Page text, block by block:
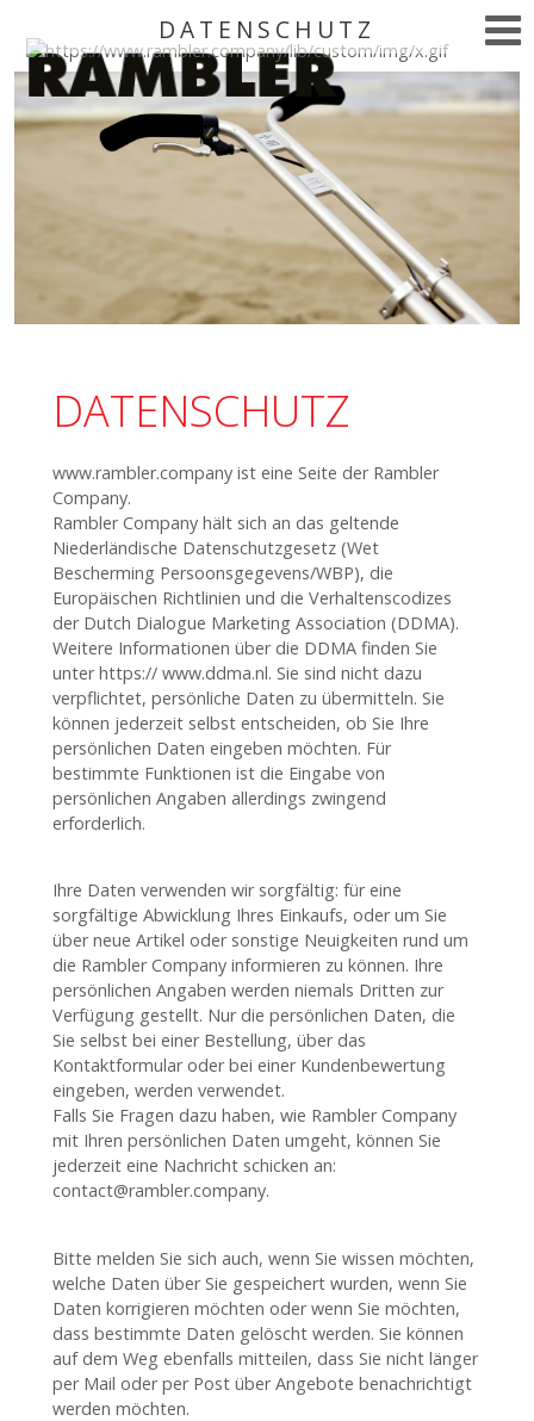
DATENSCHUTZ
DATENSCHUTZ
www.rambler.company ist eine Seite der Rambler
Company.
Rambler Company hält sich an das geltende
Niederländische Datenschutzgesetz (Wet
Bescherming Persoonsgegevens/WBP), die
Europäischen Richtlinien und die Verhaltenscodizes
der Dutch Dialogue Marketing Association (DDMA).
Weitere Informationen über die DDMA finden Sie
unter https:// www.ddma.nl. Sie sind nicht dazu
verpflichtet, persönliche Daten zu übermitteln. Sie
können jederzeit selbst entscheiden, ob Sie Ihre
persönlichen Daten eingeben möchten. Für
bestimmte Funktionen ist die Eingabe von
persönlichen Angaben allerdings zwingend
erforderlich.
Ihre Daten verwenden wir sorgfältig: für eine
sorgfältige Abwicklung Ihres Einkaufs, oder um Sie
über neue Artikel oder sonstige Neuigkeiten rund um
die Rambler Company informieren zu können. Ihre
persönlichen Angaben werden niemals Dritten zur
Verfügung gestellt. Nur die persönlichen Daten, die
Sie selbst bei einer Bestellung, über das
Kontaktformular oder bei einer Kundenbewertung
eingeben, werden verwendet.
Falls Sie Fragen dazu haben, wie Rambler Company
mit Ihren persönlichen Daten umgeht, können Sie
jederzeit eine Nachricht schicken an:
contact@rambler.company.
Bitte melden Sie sich auch, wenn Sie wissen möchten,
welche Daten über Sie gespeichert wurden, wenn Sie
Daten korrigieren möchten oder wenn Sie möchten,
dass bestimmte Daten gelöscht werden. Sie können
auf dem Weg ebenfalls mitteilen, dass Sie nicht länger
per Mail oder per Post über Angebote benachrichtigt
werden möchten.